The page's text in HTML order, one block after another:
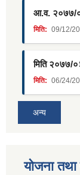
आ.व. २०७७/
मिति: 09/12/
मिति २०७७/
मिति: 06/24/
अन्य
याेजना तथा